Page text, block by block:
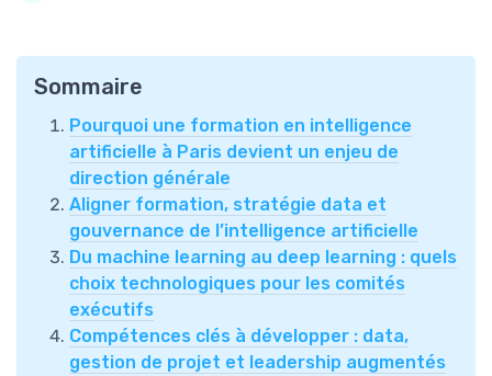
Sommaire
Pourquoi une formation en intelligence
artificielle à Paris devient un enjeu de
direction générale
Aligner formation, stratégie data et
gouvernance de l’intelligence artificielle
Du machine learning au deep learning : quels
choix technologiques pour les comités
exécutifs
Compétences clés à développer : data,
gestion de projet et leadership augmentés